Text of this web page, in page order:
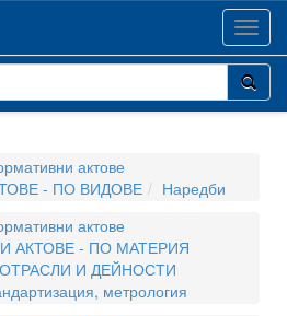
актове
- ПО ВИДОВЕ
Наредби
актове
АКТОВЕ - ПО МАТЕРИЯ
И ДЕЙНОСТИ
метрология